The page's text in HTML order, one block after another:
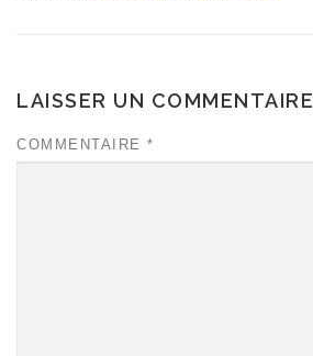
LAISSER UN COMMENTAIRE
COMMENTAIRE *